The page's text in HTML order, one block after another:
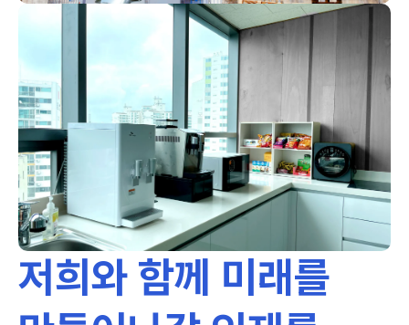
저희와 함께 미래를